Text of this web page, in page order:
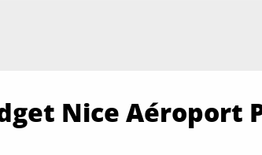
Nice Aéroport